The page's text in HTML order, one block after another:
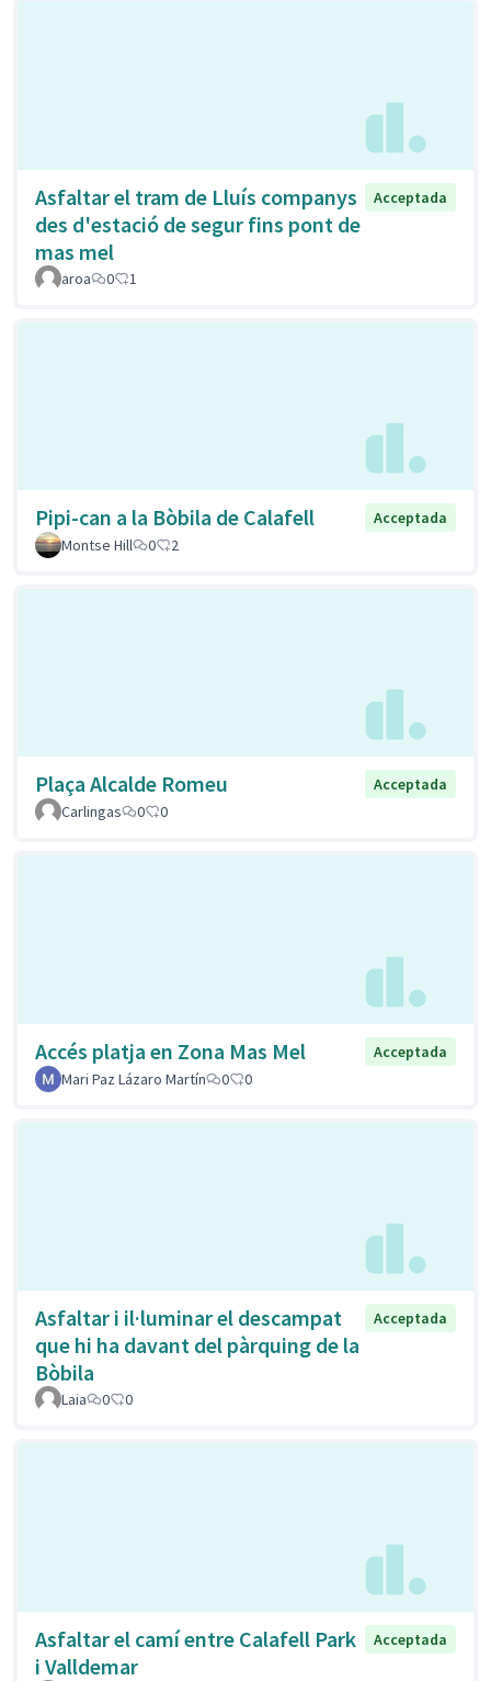
Asfaltar el tram de Lluís companys
des d'estació de segur fins pont de
mas mel
Acceptada
aroa 0 1
Pipi-can a la Bòbila de Calafell
Acceptada
Montse Hill
0 2
Plaça Alcalde Romeu
Acceptada
Carlingas
0 0
Accés platja en Zona Mas Mel
Acceptada
Mari Paz Lázaro Martín
0 0
Asfaltar i il·luminar el descampat
que hi ha davant del pàrquing de la
Bòbila
Acceptada
Laia 0 0
Asfaltar el camí entre Calafell Park
i Valldemar
Acceptada